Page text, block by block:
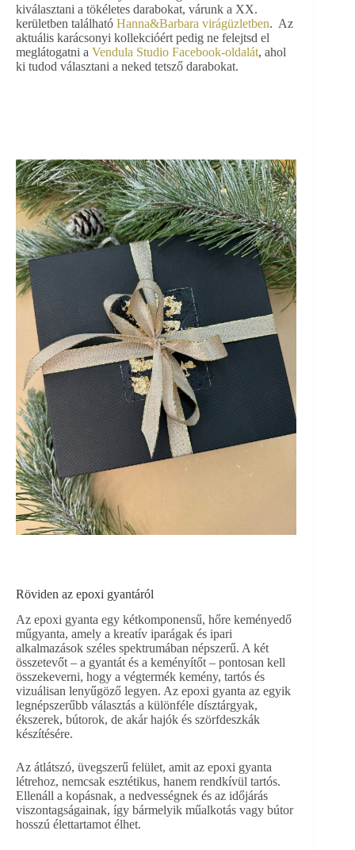
kiválasztani a tökéletes darabokat, várunk a XX.
kerületben található Hanna&Barbara virágüzletben. Az
aktuális karácsonyi kollekcióért pedig ne felejtsd el
meglátogatni a Vendula Studio Facebook-oldalát, ahol
ki tudod választani a neked tetsző darabokat.
Röviden az epoxi gyantáról
Az epoxi gyanta egy kétkomponensű, hőre keményedő
műgyanta, amely a kreatív iparágak és ipari
alkalmazások széles spektrumában népszerű. A két
összetevőt – a gyantát és a keményítőt – pontosan kell
összekeverni, hogy a végtermék kemény, tartós és
vizuálisan lenyűgöző legyen. Az epoxi gyanta az egyik
legnépszerűbb választás a különféle dísztárgyak,
ékszerek, bútorok, de akár hajók és szörfdeszkák
készítésére.
Az átlátszó, üvegszerű felület, amit az epoxi gyanta
létrehoz, nemcsak esztétikus, hanem rendkívül tartós.
Ellenáll a kopásnak, a nedvességnek és az időjárás
viszontagságainak, így bármelyik műalkotás vagy bútor
hosszú élettartamot élhet.